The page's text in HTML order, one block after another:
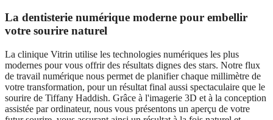
La dentisterie numérique moderne pour embellir
votre sourire naturel
La clinique Vitrin utilise les technologies numériques les plus
modernes pour vous offrir des résultats dignes des stars. Notre flux
de travail numérique nous permet de planifier chaque millimètre de
votre transformation, pour un résultat final aussi spectaculaire que le
sourire de Tiffany Haddish. Grâce à l'imagerie 3D et à la conception
assistée par ordinateur, nous vous présentons un aperçu de votre